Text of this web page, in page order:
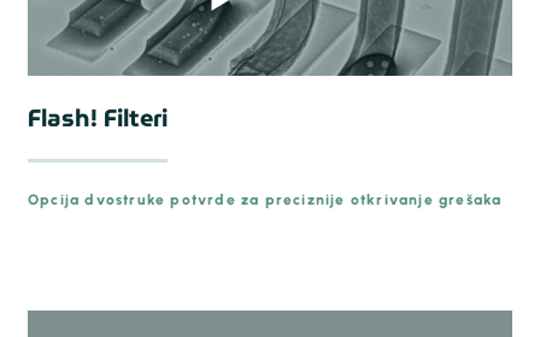
Flash! Filteri
Opcija dvostruke potvrde za preciznije otkrivanje grešaka